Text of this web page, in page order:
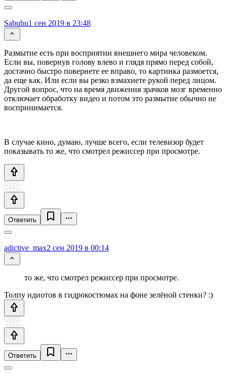
Sabubu1 сен 2019 в 23:48
Размытие есть при восприятии внешнего мира человеком.
Если вы, повернув голову влево и глядя прямо перед собой,
достачно быстро повернете ее вправо, то картинка размоется,
да еще как. Или если вы резко взмахнете рукой перед лицом.
Другой вопрос, что на время движения зрачков мозг временно
отключает обработку видео и потом это размытие обычно не
воспринимается.
В случае кино, думаю, лучше всего, если телевизор будет
показывать то же, что смотрел режиссер при просмотре.
Ответить
adictive_max2 сен 2019 в 00:14
то же, что смотрел режиссер при просмотре.
Толпу идиотов в гидрокостюмах на фоне зелёной стенки? :)
Ответить